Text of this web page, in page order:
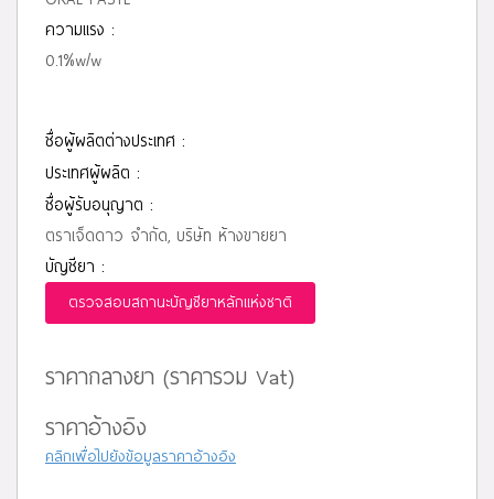
ความแรง :
0.1%w/w
ชื่อผู้ผลิตต่างประเทศ :
ประเทศผู้ผลิต :
ชื่อผู้รับอนุญาต :
ตราเจ็ดดาว จำกัด, บริษัท ห้างขายยา
บัญชียา :
ตรวจสอบสถานะบัญชียาหลักแห่งชาติ
ราคากลางยา (ราคารวม Vat)
ราคาอ้างอิง
คลิกเพื่อไปยังข้อมูลราคาอ้างอิง